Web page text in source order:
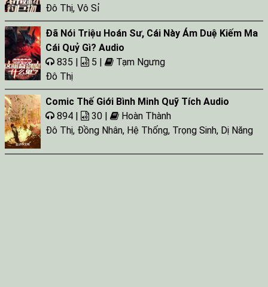
Đô Thị, Vô Sỉ
Đã Nói Triệu Hoán Sư, Cái Này Ám Duệ Kiếm Ma
Cái Quỷ Gì? Audio
835 |
5 |
Tạm Ngưng
Đô Thị
Comic Thế Giới Bình Minh Quỹ Tích Audio
894 |
30 |
Hoàn Thành
Đô Thị, Đồng Nhân, Hệ Thống, Trọng Sinh, Dị Năng